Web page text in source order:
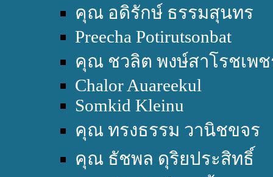
คุณ อดิรักษ์ ธรรมสุนทร
Preecha Potirutsonbat
คุณ ชวลิต พงษ์สาโรชเพ
Chalor Auareekul
Somkid Kleinu
คุณ ทรงธรรม วานิชขจร
คุณ ธัชพล ดุริยประสิทธิ์